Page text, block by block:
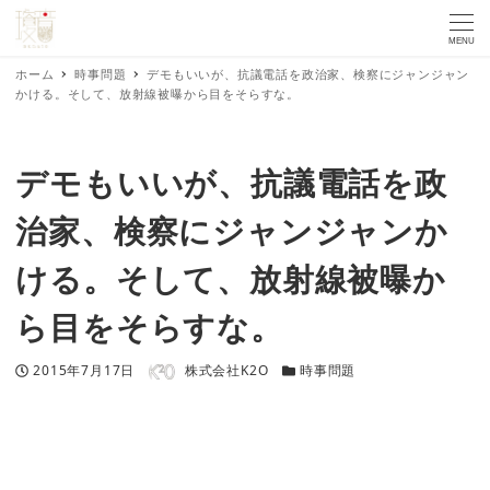
MENU
ホーム 時事問題
デモもいいが、抗議電話を政治家、検察にジャンジャン
かける。そして、放射線被曝から目をそらすな。
デモもいいが、抗議電話を政
治家、検察にジャンジャンか
ける。そして、放射線被曝か
ら目をそらすな。
投稿日
2015年7月17日 著者 株式会社K2O カテゴリー
時事問題